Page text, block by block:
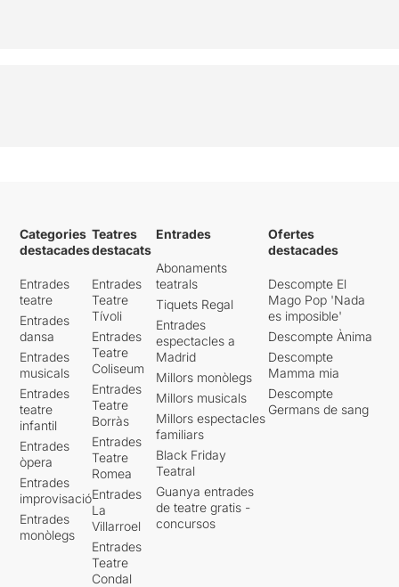
Categories
destacades
Entrades
teatre
Entrades
dansa
Entrades
musicals
Entrades
teatre
infantil
Entrades
òpera
Entrades
improvisació
Entrades
monòlegs
Teatres
destacats
Entrades
Teatre
Tívoli
Entrades
Teatre
Coliseum
Entrades
Teatre
Borràs
Entrades
Teatre
Romea
Entrades
La
Villarroel
Entrades
Teatre
Condal
Entrades
Abonaments
teatrals
Tiquets Regal
Entrades
espectacles a
Madrid
Millors monòlegs
Millors musicals
Millors espectacles
familiars
Black Friday
Teatral
Guanya entrades
de teatre gratis -
concursos
Ofertes
destacades
Descompte El
Mago Pop 'Nada
es imposible'
Descompte Ànima
Descompte
Mamma mia
Descompte
Germans de sang